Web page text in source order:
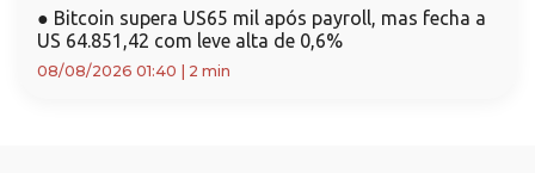
● Bitcoin supera US65 mil após payroll, mas fecha a
US 64.851,42 com leve alta de 0,6%
08/08/2026 01:40 2 min